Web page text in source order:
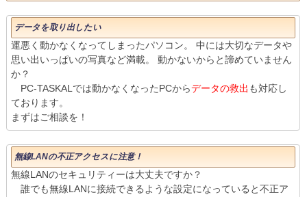
データを取り出したい
運悪く動かなくなってしまったパソコン。 中には大切なデータや
思い出いっぱいの写真など満載。 動かないからと諦めていません
か？
PC-TASKALでは動かなくなったPCからデータの救出 も対応し
ております。
まずはご相談を！
無線LANの不正アクセスに注意！
無線LANのセキュリティーは大丈夫ですか？
誰でも無線LANに接続できるような設定になっていると不正ア